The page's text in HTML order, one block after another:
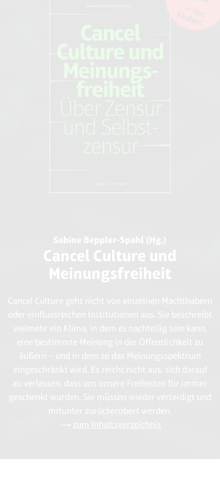
Sabine Beppler-Spahl (Hg.)
Cancel Culture und
Meinungsfreiheit
Cancel Culture geht nicht von einzelnen Machthabern
oder einflussreichen Institutionen aus. Sie beschreibt
vielmehr ein Klima, in dem es nachteilig sein kann,
eine bestimmte Meinung in der Öffentlichkeit zu
äußern – und in dem so das Meinungsspektrum
eingeschränkt wird. Es reicht nicht aus, sich darauf
zu verlassen, dass uns unsere Freiheiten für immer
geschenkt wurden. Sie müssen wieder verteidigt und
mitunter zurückerobert werden.
zum Inhaltsverzeichnis